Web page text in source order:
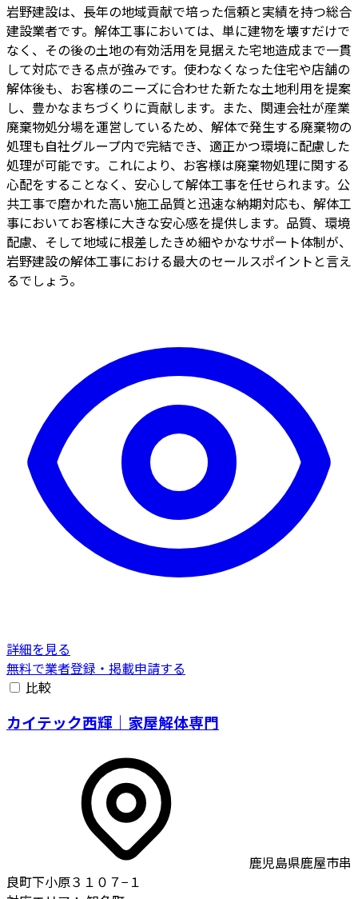
岩野建設は、長年の地域貢献で培った信頼と実績を持つ総合
建設業者です。解体工事においては、単に建物を壊すだけで
なく、その後の土地の有効活用を見据えた宅地造成まで一貫
して対応できる点が強みです。使わなくなった住宅や店舗の
解体後も、お客様のニーズに合わせた新たな土地利用を提案
し、豊かなまちづくりに貢献します。また、関連会社が産業
廃棄物処分場を運営しているため、解体で発生する廃棄物の
処理も自社グループ内で完結でき、適正かつ環境に配慮した
処理が可能です。これにより、お客様は廃棄物処理に関する
心配をすることなく、安心して解体工事を任せられます。公
共工事で磨かれた高い施工品質と迅速な納期対応も、解体工
事においてお客様に大きな安心感を提供します。品質、環境
配慮、そして地域に根差したきめ細やかなサポート体制が、
岩野建設の解体工事における最大のセールスポイントと言え
るでしょう。
詳細を見る
無料で業者登録・掲載申請する
比較
カイテック西輝｜家屋解体専門
鹿児島県鹿屋市串
良町下小原３１０７−１